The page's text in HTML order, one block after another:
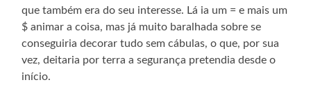
que também era do seu interesse. Lá ia um = e mais um
$ animar a coisa, mas já muito baralhada sobre se
conseguiria decorar tudo sem cábulas, o que, por sua
vez, deitaria por terra a segurança pretendia desde o
início.